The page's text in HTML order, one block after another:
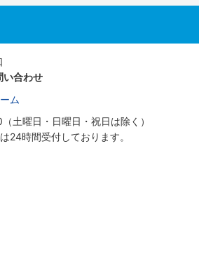
い合わせ
ム
土曜日・日曜日・祝日は除く）
24時間受付しております。